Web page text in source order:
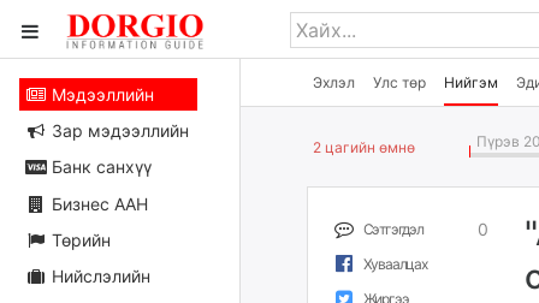
Эхлэл Улс төр Нийгэм
Мэдээллийн
Зар мэдээллийн
Банк санхүү
Бизнес ААН
Төрийн
Нийслэлийн
2 цагийн өмнө Пүрэв
Сэтгэгдэл 0
Хуваалцах
Жиргээ